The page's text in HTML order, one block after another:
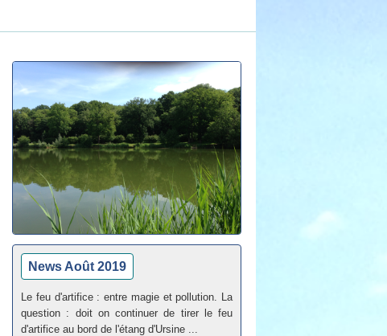
News Août 2019
Le feu d'artifice : entre magie et pollution. La
question : doit on continuer de tirer le feu
d'artifice au bord de l'étang d'Ursine ...